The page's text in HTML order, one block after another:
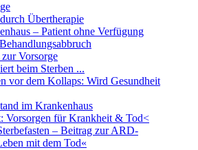
Übertherapie
– Patient ohne Verfügung
Vorsorge
beim Sterben ...
vor dem Kollaps: Wird Gesundheit
im Krankenhaus
Vorsorgen für Krankheit & Tod<
– Beitrag zur ARD-
mit dem Tod«